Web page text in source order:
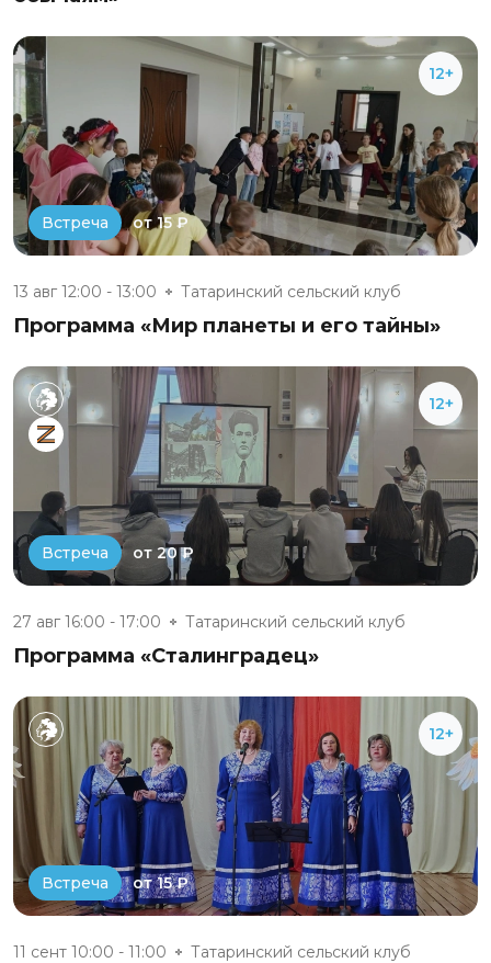
12+
Встреча от 15 ₽
13 авг 12:00 - 13:00 Татаринский сельский клуб
Программа «Мир планеты и его тайны»
12+
Встреча от 20 ₽
27 авг 16:00 - 17:00 Татаринский сельский клуб
Программа «Сталинградец»
12+
Встреча от 15 ₽
11 сент 10:00 - 11:00 Татаринский сельский клуб